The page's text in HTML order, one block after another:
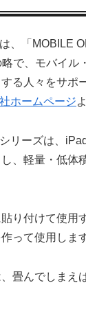
、「MOBILE
で、モバイル
る人々をサポ
ホームページ
リーズは、
、軽量・低体
り付けて使用
って使用します
畳んでしまえ